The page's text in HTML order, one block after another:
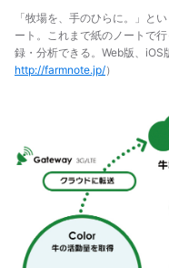
「牧場を、手のひらに。」と
ート。これまで紙のノートで
録・分析できる。Web版、iOS
http://farmnote.jp/）